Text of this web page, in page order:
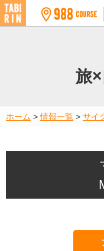
旅
ホーム >情報一覧 > サイ